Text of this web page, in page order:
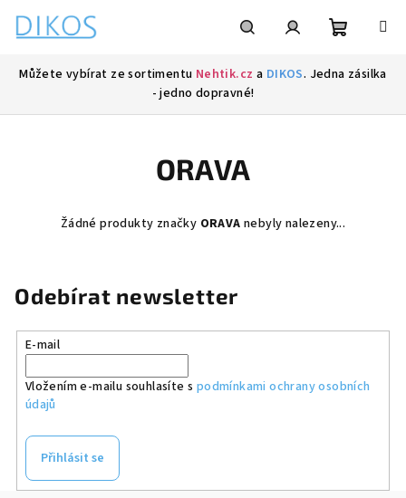
obsah
Můžete vybírat ze sortimentu Nehtik.cz a DIKOS. Jedna zásilka
- jedno dopravné!
ORAVA
Žádné produkty značky ORAVA nebyly nalezeny...
Odebírat newsletter
E-mail
Vložením e-mailu souhlasíte s podmínkami ochrany osobních
údajů
Přihlásit se